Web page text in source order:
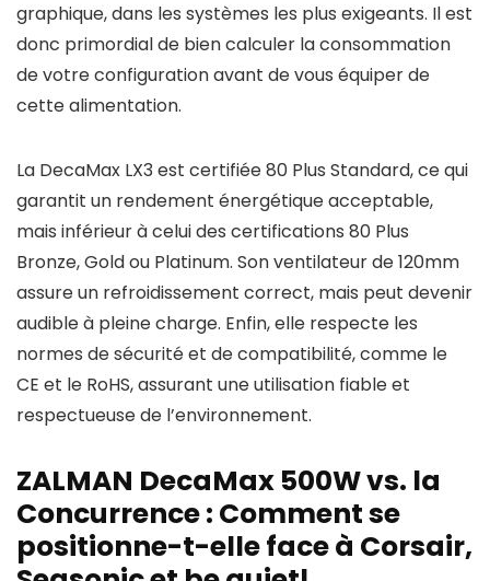
graphique, dans les systèmes les plus exigeants. Il est
donc primordial de bien calculer la consommation
de votre configuration avant de vous équiper de
cette alimentation.
La DecaMax LX3 est certifiée 80 Plus Standard, ce qui
garantit un rendement énergétique acceptable,
mais inférieur à celui des certifications 80 Plus
Bronze, Gold ou Platinum. Son ventilateur de 120mm
assure un refroidissement correct, mais peut devenir
audible à pleine charge. Enfin, elle respecte les
normes de sécurité et de compatibilité, comme le
CE et le RoHS, assurant une utilisation fiable et
respectueuse de l’environnement.
ZALMAN DecaMax 500W vs. la
Concurrence : Comment se
positionne-t-elle face à Corsair,